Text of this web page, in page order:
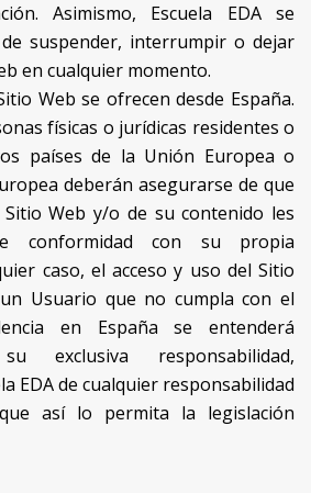
Asimismo, Escuela EDA se
suspender, interrumpir o dejar
en cualquier momento.
Web se ofrecen desde España.
físicas o jurídicas residentes o
países de la Unión Europea o
deberán asegurarse de que
Web y/o de su contenido les
conformidad con su propia
caso, el acceso y uso del Sitio
Usuario que no cumpla con el
en España se entenderá
exclusiva responsabilidad,
EDA de cualquier responsabilidad
así lo permita la legislación